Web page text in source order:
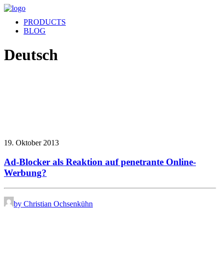
PRODUCTS
BLOG
Deutsch
19. Oktober 2013
Ad-Blocker als Reaktion auf penetrante Online-
Werbung?
by Christian Ochsenkühn